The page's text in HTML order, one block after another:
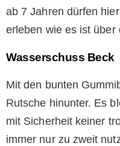
ab 7 Jahren dürfen
erleben wie es ist über
Wasserschuss Beck
Mit den bunten
Rutsche hinunter. Es
mit Sicherheit keiner
immer nur zu zweit